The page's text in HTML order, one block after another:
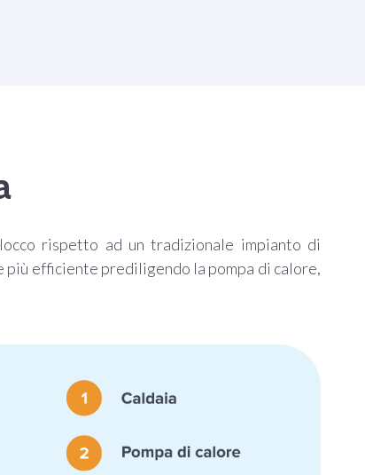
rispetto ad un tradizionale impianto di
efficiente prediligendo la pompa di calore,